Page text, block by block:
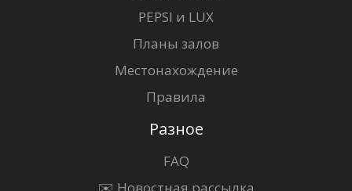
PEPSI и LUX
Планы залов
Местонахождение
Правила
Разное
FAQ
✉️ Новостная рассылка